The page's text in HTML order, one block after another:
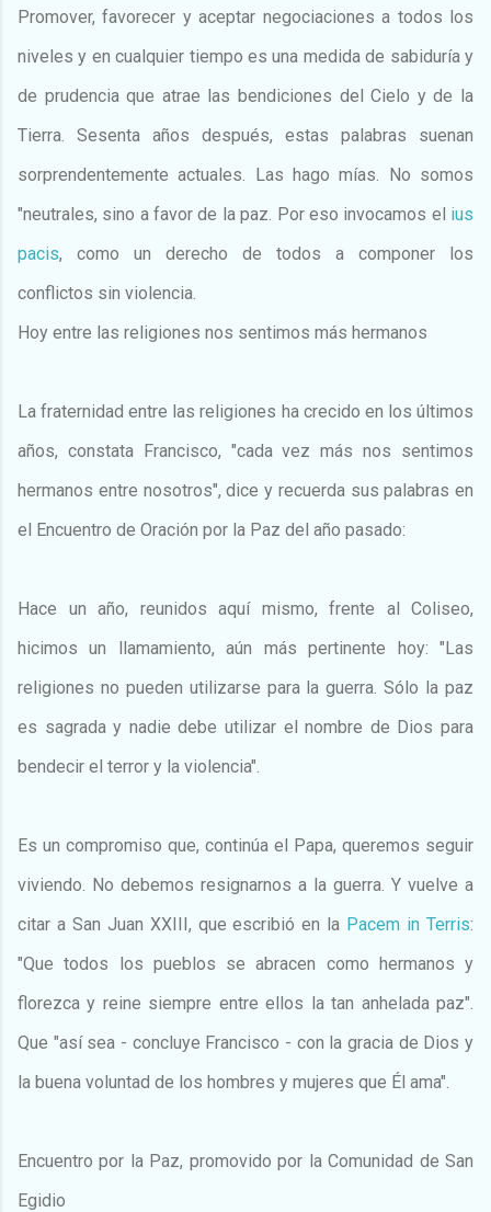
Promover, favorecer y aceptar negociaciones a todos los
niveles y en cualquier tiempo es una medida de sabiduría y
de prudencia que atrae las bendiciones del Cielo y de la
Tierra. Sesenta años después, estas palabras suenan
sorprendentemente actuales. Las hago mías. No somos
"neutrales, sino a favor de la paz. Por eso invocamos el ius
pacis, como un derecho de todos a componer los
conflictos sin violencia.
Hoy entre las religiones nos sentimos más hermanos
La fraternidad entre las religiones ha crecido en los últimos
años, constata Francisco, "cada vez más nos sentimos
hermanos entre nosotros", dice y recuerda sus palabras en
el Encuentro de Oración por la Paz del año pasado:
Hace un año, reunidos aquí mismo, frente al Coliseo,
hicimos un llamamiento, aún más pertinente hoy: "Las
religiones no pueden utilizarse para la guerra. Sólo la paz
es sagrada y nadie debe utilizar el nombre de Dios para
bendecir el terror y la violencia".
Es un compromiso que, continúa el Papa, queremos seguir
viviendo. No debemos resignarnos a la guerra. Y vuelve a
citar a San Juan XXIII, que escribió en la Pacem in Terris:
"Que todos los pueblos se abracen como hermanos y
florezca y reine siempre entre ellos la tan anhelada paz".
Que "así sea - concluye Francisco - con la gracia de Dios y
la buena voluntad de los hombres y mujeres que Él ama".
Encuentro por la Paz, promovido por la Comunidad de San
Egidio